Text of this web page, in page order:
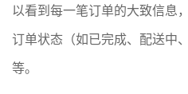
以看到每一笔订单的大致信息
订单状态（如已完成、配送中
等。